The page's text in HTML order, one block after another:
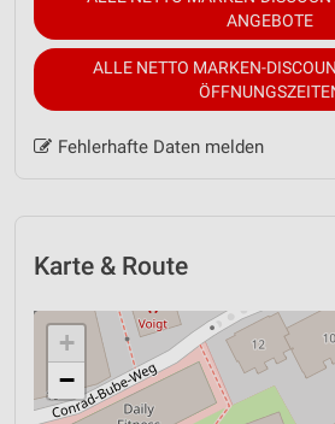
ANGEBOTE
ALLE NETTO MARKEN-
Fehlerhafte Daten melden
Karte & Route
+
−